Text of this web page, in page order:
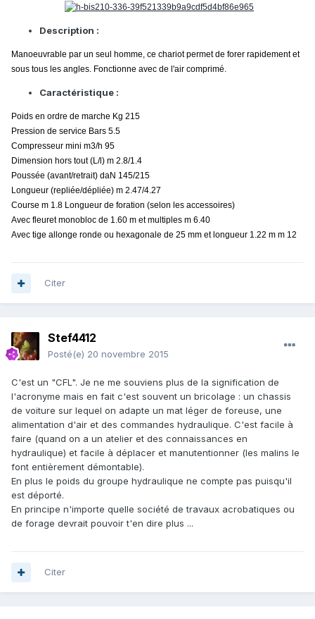
Description :
Manoeuvrable par un seul homme, ce chariot permet de forer rapidement et
sous tous les angles. Fonctionne avec de l'air comprimé.
Caractéristique :
Poids en ordre de marche Kg 215
Pression de service Bars 5.5
Compresseur mini m3/h 95
Dimension hors tout (L/l) m 2.8/1.4
Poussée (avant/retrait) daN 145/215
Longueur (repliée/dépliée) m 2.47/4.27
Course m 1.8 Longueur de foration (selon les accessoires)
Avec fleuret monobloc de 1.60 m et multiples m 6.40
Avec tige allonge ronde ou hexagonale de 25 mm et longueur 1.22 m m 12
Citer
Stef4412
Posté(e) 20 novembre 2015
C'est un "CFL". Je ne me souviens plus de la signification de
l'acronyme mais en fait c'est souvent un bricolage : un chassis
de voiture sur lequel on adapte un mat léger de foreuse, une
alimentation d'air et des commandes hydraulique. C'est facile à
faire (quand on a un atelier et des connaissances en
hydraulique) et facile à déplacer et manutentionner (les malins le
font entièrement démontable).
En plus le poids du groupe hydraulique ne compte pas puisqu'il
est déporté.
En principe n'importe quelle société de travaux acrobatiques ou
de forage devrait pouvoir t'en dire plus ...
Citer